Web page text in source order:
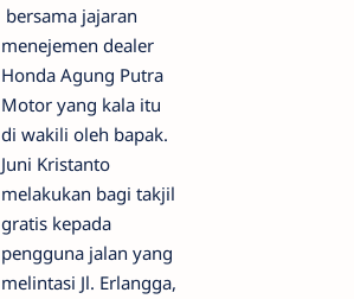
bersama jajaran
menejemen dealer
Honda Agung Putra
Motor yang kala itu
di wakili oleh bapak.
Juni Kristanto
melakukan bagi takjil
gratis kepada
pengguna jalan yang
melintasi Jl. Erlangga,